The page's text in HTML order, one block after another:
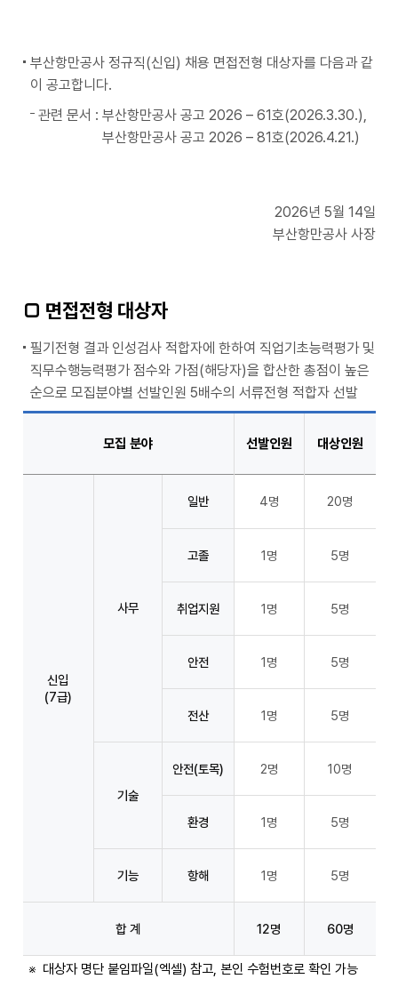
부산항만공사 정규직(신입) 채용 면접전형 대상자를 다음과 같
이 공고합니다.
관련 문서 : 부산항만공사 공고 2026 – 61호(2026.3.30.),
부산항만공사 공고 2026 – 81호(2026.4.21.)
2026년 5월 14일
부산항만공사 사장
□ 면접전형 대상자
필기전형 결과 인성검사 적합자에 한하여 직업기초능력평가 및
직무수행능력평가 점수와 가점(해당자)을 합산한 총점이 높은
순으로 모집분야별 선발인원 5배수의 서류전형 적합자 선발
모집 분야 선발인원 대상인원
신입
(7급)
사무
일반 4명 20명
고졸 1명 5명
취업지원 1명 5명
안전 1명 5명
전산 1명 5명
기술
안전(토목) 2명 10명
환경 1명 5명
기능 항해 1명 5명
합 계 12명 60명
※ 대상자 명단 붙임파일(엑셀) 참고, 본인 수험번호로 확인 가능